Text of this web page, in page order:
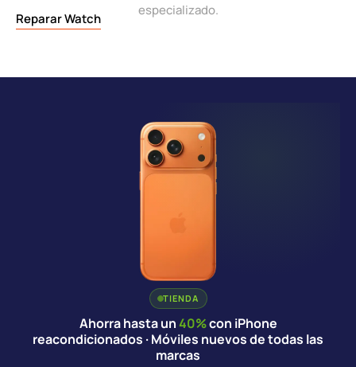
especializado.
Reparar Watch
TIENDA
Ahorra hasta un40%con iPhone
reacondicionados · Móviles nuevos de todas las
marcas